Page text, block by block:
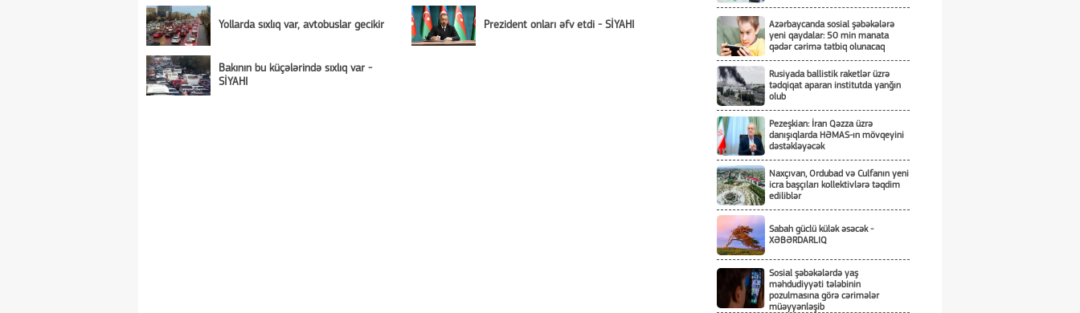
Yollarda sıxlıq var, avtobuslar gecikir Prezident onları əfv etdi - SİYAHI
Bakının bu küçələrində sıxlıq var -
SİYAHI
Azərbaycanda sosial şəbəkələrə
yeni qaydalar: 50 min manata
qədər cərimə tətbiq olunacaq
Rusiyada ballistik raketlər üzrə
tədqiqat aparan institutda yanğın
olub
Pezeşkian: İran Qəzza üzrə
danışıqlarda HƏMAS-ın mövqeyini
dəstəkləyəcək
Naxçıvan, Ordubad və Culfanın yeni
icra başçıları kollektivlərə təqdim
ediliblər
Sabah güclü külək əsəcək -
XƏBƏRDARLIQ
Sosial şəbəkələrdə yaş
məhdudiyyəti tələbinin
pozulmasına görə cərimələr
müəyyənləşib